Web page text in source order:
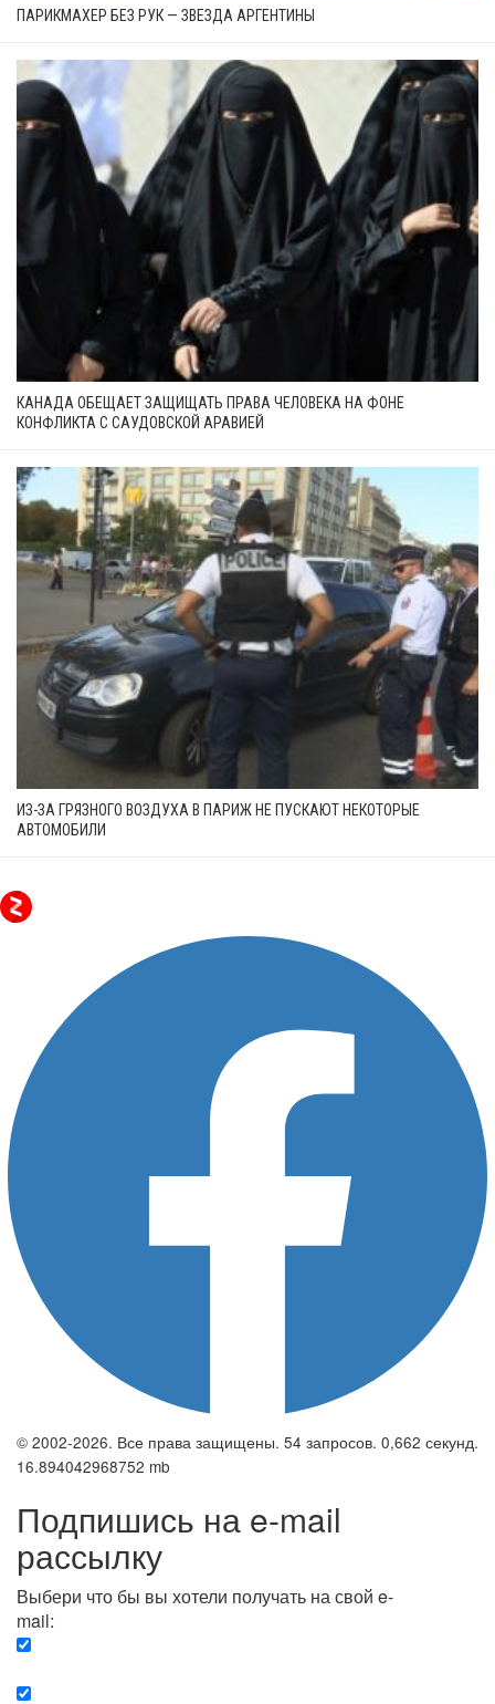
ПАРИКМАХЕР БЕЗ РУК — ЗВЕЗДА АРГЕНТИНЫ
КАНАДА ОБЕЩАЕТ ЗАЩИЩАТЬ ПРАВА ЧЕЛОВЕКА НА ФОНЕ
КОНФЛИКТА С САУДОВСКОЙ АРАВИЕЙ
ИЗ-ЗА ГРЯЗНОГО ВОЗДУХА В ПАРИЖ НЕ ПУСКАЮТ НЕКОТОРЫЕ
АВТОМОБИЛИ
© 2002-2026. Все права защищены. 54 запросов. 0,662 секунд.
16.894042968752 mb
Подпишись на e-mail
рассылку
Выбери что бы вы хотели получать на свой e-
mail: